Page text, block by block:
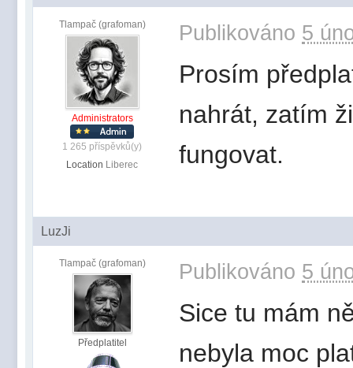
Tlampač (grafoman)
Administrators
1 265 příspěvků(y)
Location Liberec
Publikováno 5
Prosím
nahrát, zatím
fungovat.
LuzJi
Tlampač (grafoman)
Předplatitel
Publikováno 5
Sice tu mám
nebyla moc